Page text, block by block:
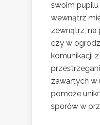
swoim
wewnątrz
zewnątrz, na
czy w
komunikacji
zawartych w
pomoże
sporów w